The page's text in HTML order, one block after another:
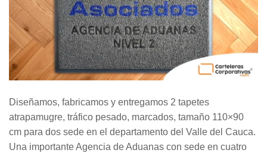
Diseñamos, fabricamos y entregamos 2 tapetes
atrapamugre, tráfico pesado, marcados, tamaño 110×90
cm para dos sede en el departamento del Valle del Cauca.
Una importante Agencia de Aduanas con sede en cuatro